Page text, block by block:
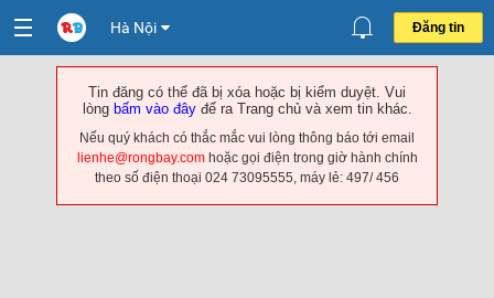
Hà Nội Đăng tin
Tin đăng có thể đã bị xóa hoặc bị kiểm duyệt. Vui
lòng bấm vào đâyđể ra Trang chủ và xem tin khác.
Nếu quý khách có thắc mắc vui lòng thông báo tới email
lienhe@rongbay.comhoặc gọi điện trong giờ hành chính
theo số điện thoại 024 73095555, máy lẻ: 497/ 456